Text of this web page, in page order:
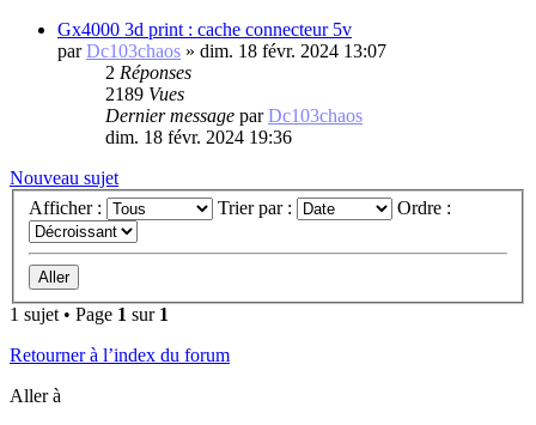
Gx4000 3d print : cache connecteur 5v
parDc103chaos » dim. 18 févr. 2024 13:07
2 Réponses
2189 Vues
Dernier message parDc103chaos
dim. 18 févr. 2024 19:36
Nouveau sujet
Afficher :
Trier par : Ordre :
1 sujet • Page 1 sur 1
Retourner à l’index du forum
Aller à